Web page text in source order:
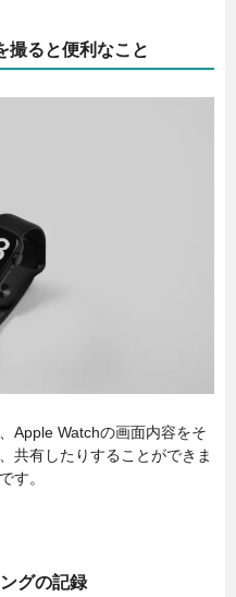
撮ると便利なこと
Apple Watchの画面内容をそ
共有したりすることができま
す。
グの記録